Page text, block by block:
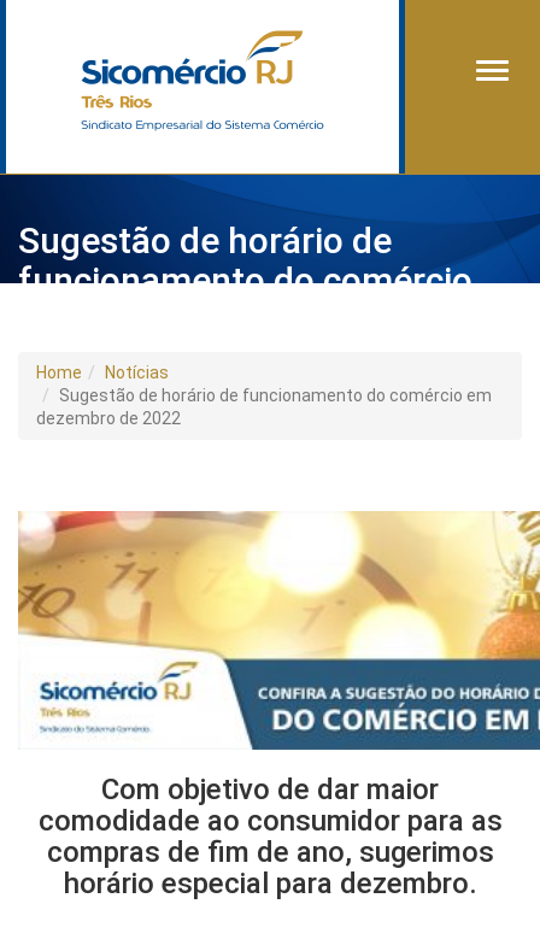
Sugestão de horário de
funcionamento do comércio
Home
Notícias
Sugestão de horário de funcionamento do comércio em
dezembro de 2022
Com objetivo de dar maior
comodidade ao consumidor para as
compras de fim de ano, sugerimos
horário especial para dezembro.